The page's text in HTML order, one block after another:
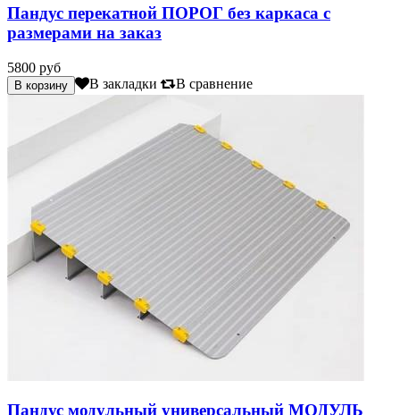
Пандус перекатной ПОРОГ без каркаса с
размерами на заказ
5800 руб
В закладки В сравнение
Пандус модульный универсальный МОДУЛЬ